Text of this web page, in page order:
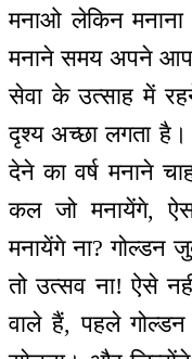
मनाओ लेकिन
मनाने समय अपने
सेवा के उत्साह में
दृश्य अच्छा लगता है।
देने का वर्ष मनाने
कल जो मनायेंगे,
मनायेंगे ना? गोल्डन
तो उत्सव ना! ऐसे
वाले हैं, पहले